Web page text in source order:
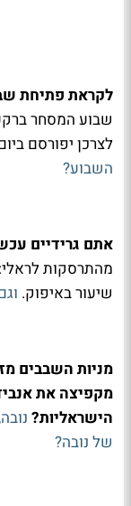
לקראת פתיחת
שבוע המסחר
לצרכן יפורסם
השבוע?
אתם גרידיים
מהתרסקות
שיעור באיפוק.
מניות השבבים
מקפיצה את
הישראליות?
של נובה?